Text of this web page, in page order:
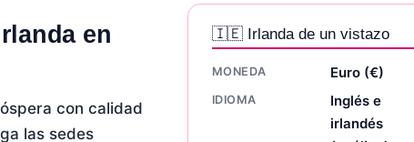
🇮🇪 Irlanda de un vistazo
MONEDA Euro (€)
IDIOMA
Inglés e
irlandés
en
con calidad
las sedes